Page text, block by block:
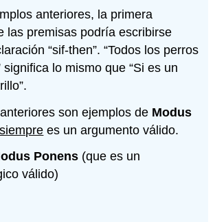
anteriores, la primera
las premisas podría escribirse
“sif-then”. “Todos los perros
significa lo mismo que “Si es un
son ejemplos de Modus
siempre es un argumento válido.
Ponens (que es un
válido)